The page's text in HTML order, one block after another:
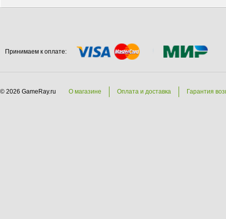
Принимаем к оплате:
© 2026 GameRay.ru О магазине Оплата и доставка Гарантия